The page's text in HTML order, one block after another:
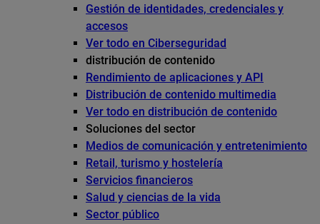
Gestión de identidades, credenciales y
accesos
Ver todo en Ciberseguridad
distribución de contenido
Rendimiento de aplicaciones y API
Distribución de contenido multimedia
Ver todo en distribución de contenido
Soluciones del sector
Medios de comunicación y entretenimiento
Retail, turismo y hostelería
Servicios financieros
Salud y ciencias de la vida
Sector público